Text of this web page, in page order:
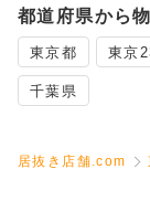
都道府県から
東京都 東京
千葉県
居抜き店舗.com